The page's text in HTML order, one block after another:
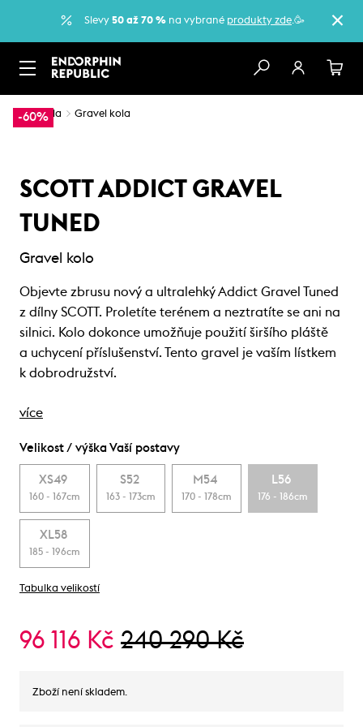
Slevy 50 až 70 % na vybrané produkty zde.🥳
-60%
… Kola Gravel kola
SCOTT ADDICT GRAVEL
TUNED
Gravel kolo
Objevte zbrusu nový a ultralehký Addict Gravel Tuned
z dílny SCOTT. Proletíte terénem a neztratíte se ani na
silnici. Kolo dokonce umožňuje použití širšího pláště
a uchycení příslušenství. Tento gravel je vaším lístkem
k dobrodružství.
více
Velikost / výška Vaší postavy
XS49
160 - 167cm
S52
163 - 173cm
M54
170 - 178cm
L56
176 - 186cm
XL58
185 - 196cm
Tabulka velikostí
96 116 Kč 240 290 Kč
Zboží není skladem.